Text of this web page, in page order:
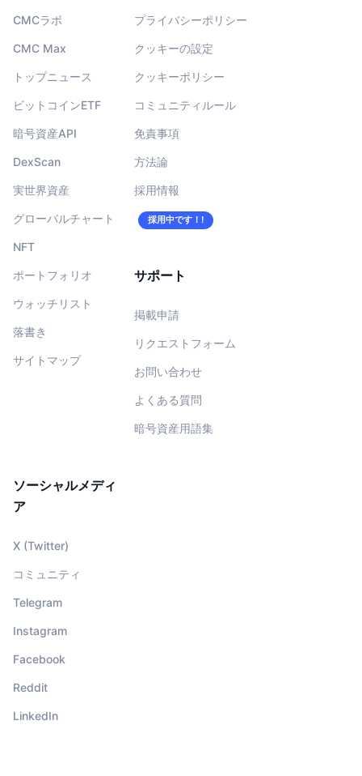
CMCラボ
CMC Max
トップニュース
ビットコインETF
暗号資産API
DexScan
実世界資産
グローバルチャート
NFT
ポートフォリオ
ウォッチリスト
落書き
サイトマップ
プライバシーポリシー
クッキーの設定
クッキーポリシー
コミュニティルール
免責事項
方法論
採用情報
採用中です！!
サポート
掲載申請
リクエストフォーム
お問い合わせ
よくある質問
暗号資産用語集
ソーシャルメディ
ア
X (Twitter)
コミュニティ
Telegram
Instagram
Facebook
Reddit
LinkedIn